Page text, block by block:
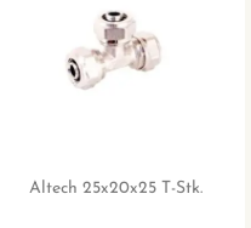
Altech 25x20x25 T-Stk.